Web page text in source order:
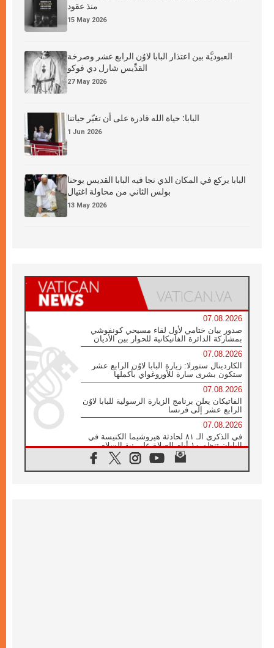
منذ عقود
15 May 2026
العبوديَّة بين اعتذار البابا لاوُن الرابع عشر وصرخة
القدِّيس شارل دي فوكو
27 May 2026
البابا: حياة الله قادرة على أن تغيّر حياتنا
1 Jun 2026
البابا يركع في المكان الذي نجا فيه البابا القديس يوحنا
بولس الثاني من محاولة اغتيال
13 May 2026
07.08.2026
صدور بيان ختامي لأول لقاء مسيحي كونفوشي
بمشاركة الدائرة الفاتيكانية للحوار بين الأديان
07.08.2026
الكاردينال ستورلا: زيارة البابا لاوُن الرابع عشر
ستكون بشرى سارة للأوروغواي بأكملها
07.08.2026
الفاتيكان يعلن برنامج الزيارة الرسولية للبابا لاوُن
الرابع عشر إلى فرنسا
07.08.2026
في الذكرى الـ ٨١ لحادثة هيروشيما الكنيسة في
اليابان تنظم ١٠ أيام للصلاة على نية السلام
الكنيسة في الأوروغواي: زيارة البابا ستعزز